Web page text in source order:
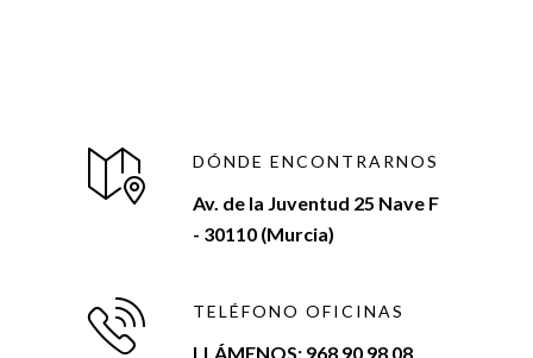
DÓNDE ENCONTRARNOS
Av. de la Juventud 25 Nave F
- 30110 (Murcia)
TELÉFONO OFICINAS
LLÁMENOS: 968 90 98 08